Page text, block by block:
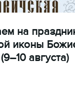
на
иконы
августа)